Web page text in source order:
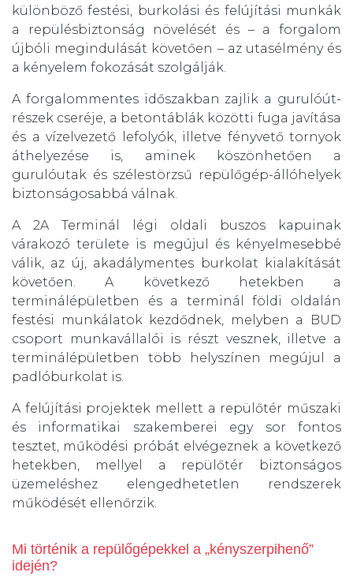
különböző festési, burkolási és felújítási munkák
a repülésbiztonság növelését és – a forgalom
újbóli megindulását követően – az utasélmény és
a kényelem fokozását szolgálják.
A forgalommentes időszakban zajlik a gurulóút-
részek cseréje, a betontáblák közötti fuga javítása
és a vízelvezető lefolyók, illetve fényvető tornyok
áthelyezése is, aminek köszönhetően a
gurulóutak és szélestörzsű repülőgép-állóhelyek
biztonságosabbá válnak.
A 2A Terminál légi oldali buszos kapuinak
várakozó területe is megújul és kényelmesebbé
válik, az új, akadálymentes burkolat kialakítását
követően. A következő hetekben a
terminálépületben és a terminál földi oldalán
festési munkálatok kezdődnek, melyben a BUD
csoport munkavállalói is részt vesznek, illetve a
terminálépületben több helyszínen megújul a
padlóburkolat is.
A felújítási projektek mellett a repülőtér műszaki
és informatikai szakemberei egy sor fontos
tesztet, működési próbát elvégeznek a következő
hetekben, mellyel a repülőtér biztonságos
üzemeléshez elengedhetetlen rendszerek
működését ellenőrzik.
Mi történik a repülőgépekkel a „kényszerpihenő”
idején?